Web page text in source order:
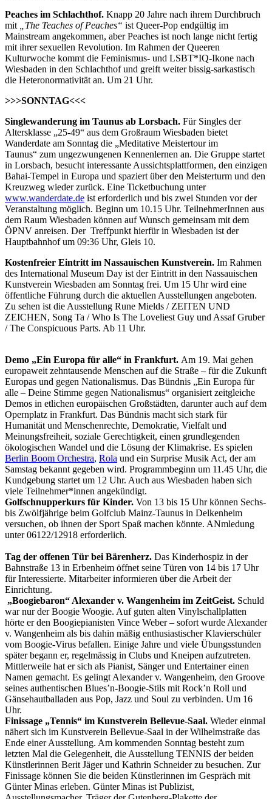
Peaches im Schlachthof. Knapp 20 Jahre nach ihrem Durchbruch
mit „The Teaches of Peaches“ ist Queer-Pop endgültig im
Mainstream angekommen, aber Peaches ist noch lange nicht fertig
mit ihrer sexuellen Revolution. Im Rahmen der Queeren
Kulturwoche kommt die Feminismus- und LSBT*IQ-Ikone nach
Wiesbaden in den Schlachthof und greift weiter bissig-sarkastisch
die Heteronormativität an. Um 21 Uhr.
>>>SONNTAG<<<
Singlewanderung im Taunus ab Lorsbach. Für Singles der
Altersklasse „25-49“ aus dem Großraum Wiesbaden bietet
Wanderdate am Sonntag die „Meditative Meistertour im
Taunus“ zum ungezwungenen Kennenlernen an. Die Gruppe startet
in Lorsbach, besucht interessante Aussichtsplattformen, den einzigen
Bahai-Tempel in Europa und spaziert über den Meisterturm und den
Kreuzweg wieder zurück. Eine Ticketbuchung unter
www.wanderdate.de ist erforderlich und bis zwei Stunden vor der
Veranstaltung möglich. Beginn um 10.15 Uhr. TeilnehmerInnen aus
dem Raum Wiesbaden können auf Wunsch gemeinsam mit dem
ÖPNV anreisen. Der Treffpunkt hierfür in Wiesbaden ist der
Hauptbahnhof um 09:36 Uhr, Gleis 10.
Kostenfreier Eintritt im Nassauischen Kunstverein. Im Rahmen
des International Museum Day ist der Eintritt in den Nassauischen
Kunstverein Wiesbaden am Sonntag frei. Um 15 Uhr wird eine
öffentliche Führung durch die aktuellen Ausstellungen angeboten.
Zu sehen ist die Ausstellung Rune Mields / ZEITEN UND
ZEICHEN, Song Ta / Who Is The Loveliest Guy und Assaf Gruber
/ The Conspicuous Parts. Ab 11 Uhr.
Demo „Ein Europa für alle“ in Frankfurt. Am 19. Mai gehen
europaweit zehntausende Menschen auf die Straße – für die Zukunft
Europas und gegen Nationalismus. Das Bündnis „Ein Europa für
alle – Deine Stimme gegen Nationalismus“ organisiert zeitgleiche
Demos in etlichen europäischen Großstädten, darunter auch auf dem
Opernplatz in Frankfurt. Das Bündnis macht sich stark für
Humanität und Menschenrechte, Demokratie, Vielfalt und
Meinungsfreiheit, soziale Gerechtigkeit, einen grundlegenden
ökologischen Wandel und die Lösung der Klimakrise. Es spielen
Berlin Boom Orchestra, Rola und ein Surprise Musik Act, der am
Samstag bekannt gegeben wird. Programmbeginn um 11.45 Uhr, die
Kundgebung startet um 12 Uhr. Auch aus Wiesbaden haben sich
viele Teilnehmer*innen angekündigt.
Golfschnupperkurs für Kinder. Von 13 bis 15 Uhr können Sechs-
bis Zwölfjährige beim Golfclub Mainz-Taunus in Delkenheim
versuchen, ob ihnen der Sport Spaß machen könnte. ANmledung
unter 06122/12918 erforderlich.
Tag der offenen Tür bei Bärenherz. Das Kinderhospiz in der
Bahnstraße 13 in Erbenheim öffnet seine Türen von 14 bis 17 Uhr
für Interessierte. Mitarbeiter informieren über die Arbeit der
Einrichtung.
„Boogiebaron“ Alexander v. Wangenheim im ZeitGeist. Schuld
war nur der Boogie Woogie. Auf guten alten Vinylschallplatten
hörte er den Boogiepianisten Vince Weber – sofort wurde Alexander
v. Wangenheim als bis dahin mäßig enthusiastischer Klavierschüler
vom Boogie-Virus befallen. Einige Jahre und viele Übungsstunden
später begann er, regelmässig in Clubs und Kneipen aufzutreten.
Mittlerweile hat er sich als Pianist, Sänger und Entertainer einen
Namen gemacht. Es gelingt Alexander v. Wangenheim, den Groove
seines authentischen Blues’n-Boogie-Stils mit Rock’n Roll und
Gänsehautballaden aus Pop, Jazz und Soul zu verbinden. Um 16
Uhr.
Finissage „Tennis“ im Kunstverein Bellevue-Saal. Wieder einmal
nähert sich im Kunstverein Bellevue-Saal in der Wilhelmstraße das
Ende einer Ausstellung. Am kommenden Sonntag besteht zum
letzten Mal die Gelegenheit, die Ausstellung TENNIS der beiden
Künstlerinnen Berit Jäger und Kathrin Schneider zu besuchen. Zur
Finissage können Sie die beiden Künstlerinnen im Gespräch mit
Günter Minas erleben. Günter Minas ist Publizist,